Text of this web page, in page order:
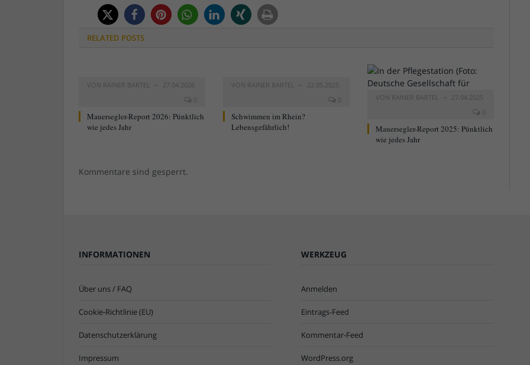
RELATED POSTS
VON RAINER BARTEL
27.04.2026
0
Mauersegler-Report 2026: Pünktlich
wie jedes Jahr
VON RAINER BARTEL
22.05.2025
0
Schwimmen im Rhein?
Lebensgefährlich!
VON RAINER BARTEL
27.04.2025
0
Mauersegler-Report 2025: Pünktlich
wie jedes Jahr
Kommentare sind gesperrt.
INFORMATIONEN
Über uns / FAQ
Cookie-Richtlinie (EU)
Datenschutzerklärung
Impressum
WERKZEUG
Anmelden
Eintrags-Feed
Kommentar-Feed
WordPress.org